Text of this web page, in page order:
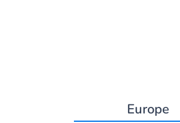
Europe